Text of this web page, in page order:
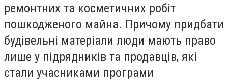
ремонтних та косметичних робіт
пошкодженого майна. Причому придбати
будівельні матеріали люди мають право
лише у підрядників та продавців, які
стали учасниками програми